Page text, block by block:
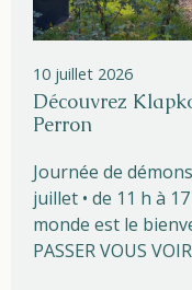
10 juillet 2026
Découvrez
Perron
Journée de
juillet • de 11 h à
monde est le
PASSER VOUS